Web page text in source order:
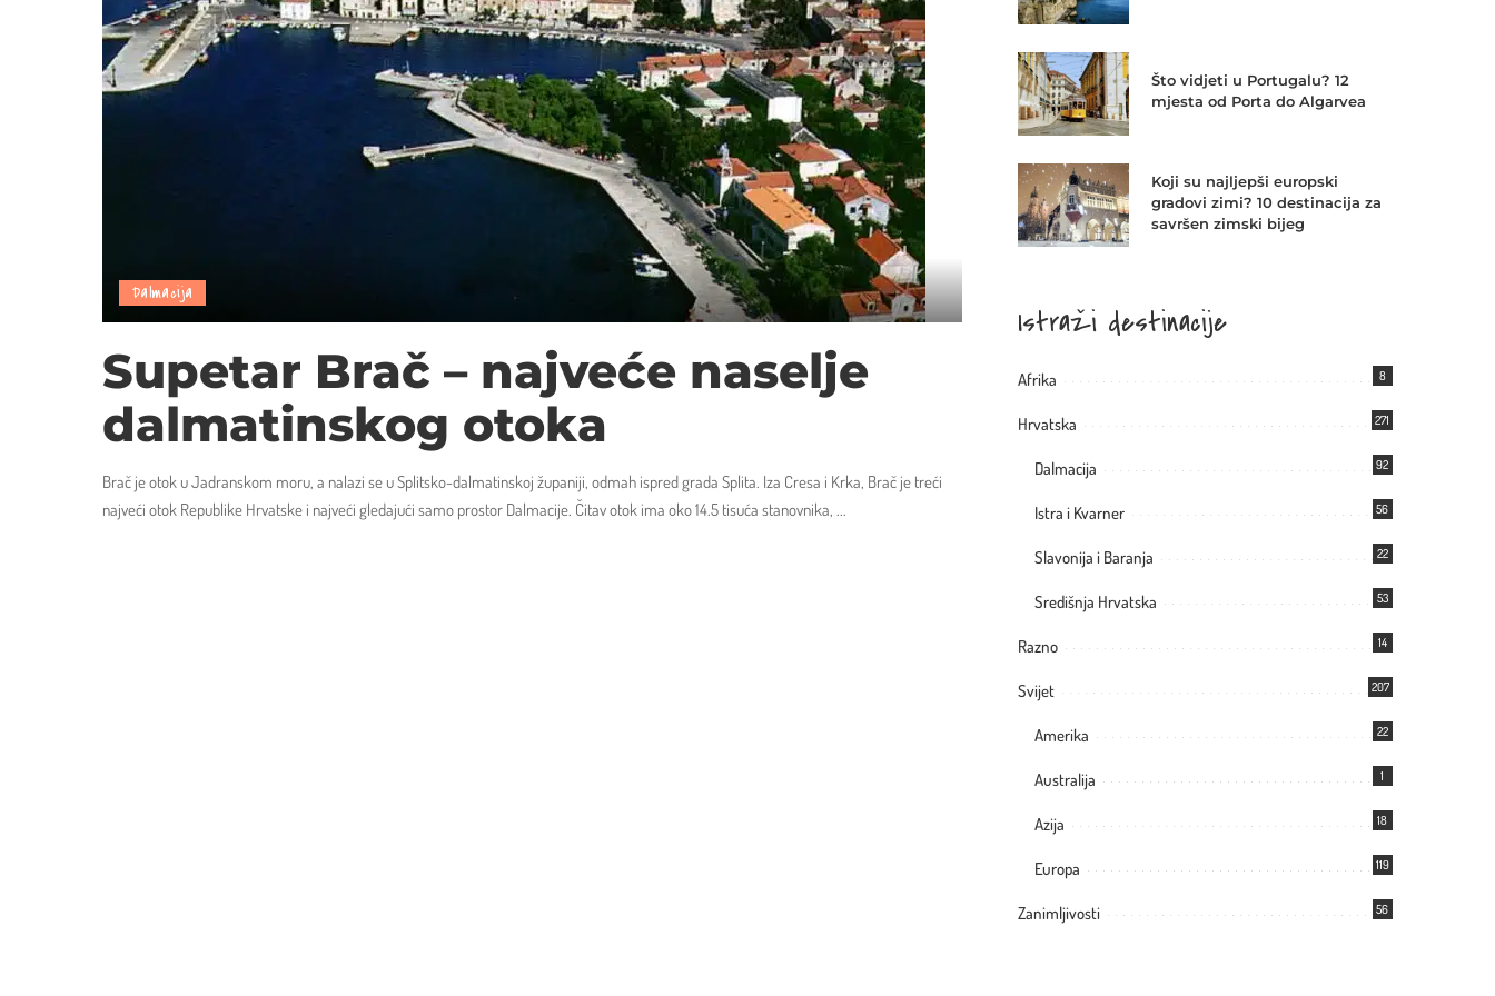
Dalmacija
Supetar Brač – najveće naselje
dalmatinskog otoka
Brač je otok u Jadranskom moru, a nalazi se u Splitsko-dalmatinskoj županiji, odmah ispred grada Splita. Iza Cresa i Krka, Brač je treći
najveći otok Republike Hrvatske i najveći gledajući samo prostor Dalmacije. Čitav otok ima oko 14.5 tisuća stanovnika, ...
Što vidjeti u Portugalu? 12
mjesta od Porta do Algarvea
Koji su najljepši europski
gradovi zimi? 10 destinacija za
savršen zimski bijeg
Istraži destinacije
Afrika 8
Hrvatska 271
Dalmacija 92
Istra i Kvarner 56
Slavonija i Baranja 22
Središnja Hrvatska 53
Razno 14
Svijet 207
Amerika 22
Australija 1
Azija 18
Europa 119
Zanimljivosti 56